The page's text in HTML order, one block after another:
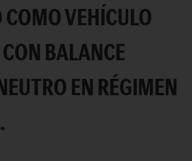
VEHÍCULO
BALANCE
EN RÉGIMEN